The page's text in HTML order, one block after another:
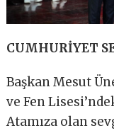
CUMHURİYET
Başkan Mesut
ve Fen
Atamıza olan